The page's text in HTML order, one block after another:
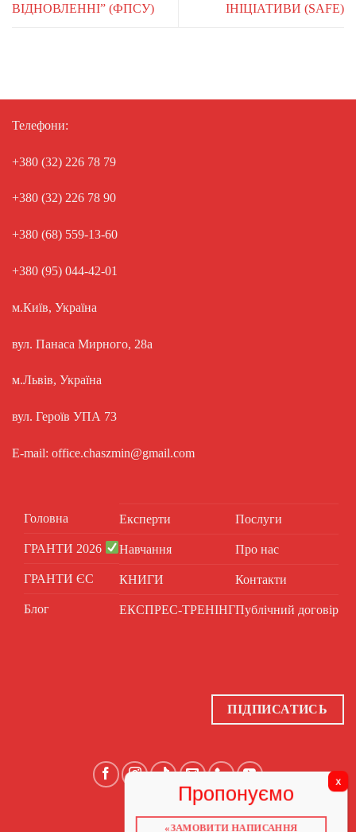
ВІДНОВЛЕННІ” (ФПСУ)
ІНІЦІАТИВИ (SAFE)
Телефони:
+380 (32) 226 78 79
+380 (32) 226 78 90
+380 (68) 559-13-60
+380 (95) 044-42-01
м.Київ, Україна
вул. Панаса Мирного, 28а
м.Львів, Україна
вул. Героїв УПА 73
E-mail: office.chaszmin@gmail.com
Головна
ГРАНТИ 2026
ГРАНТИ ЄС
Блог
Експерти
Навчання
КНИГИ
ЕКСПРЕС-ТРЕНІНГ
Послуги
Про нас
Контакти
Публічний договір
ПІДПИСАТИСЬ
«ЗАМОВИТИ НАПИСАННЯ